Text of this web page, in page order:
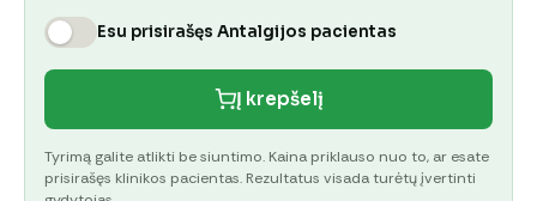
Esu prisirašęs Antalgijos pacientas
Į krepšelį
Tyrimą galite atlikti be siuntimo. Kaina priklauso nuo to, ar esate
prisirašęs klinikos pacientas. Rezultatus visada turėtų įvertinti